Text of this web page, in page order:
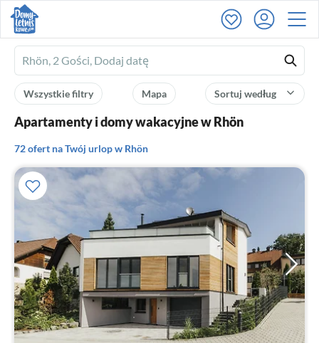
Ferienhausmiete
logo
Sortuj według
Mapa
Wszystkie filtry
Apartamenty i domy wakacyjne w Rhön
72 ofert na Twój urlop w Rhön